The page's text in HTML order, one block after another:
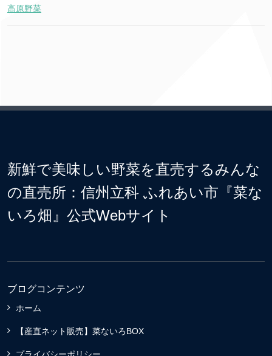
高原野菜
新鮮で美味しい野菜を直売するみんな
の直売所：信州立科 ふれあい市『菜な
いろ畑』公式Webサイト
ブログコンテンツ
ホーム
【産直ネット販売】菜ないろBOX
プライバシーポリシー